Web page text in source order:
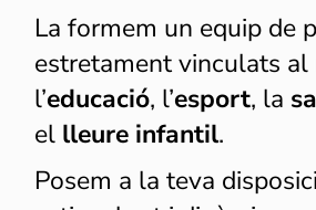
La formem un equip de
estretament vinculats al
l’educació, l’esport, la
el lleure infantil.
Posem a la teva
funció de com
s'utilitza el lloc
web.
Experiència
Per tal que el
nostre lloc